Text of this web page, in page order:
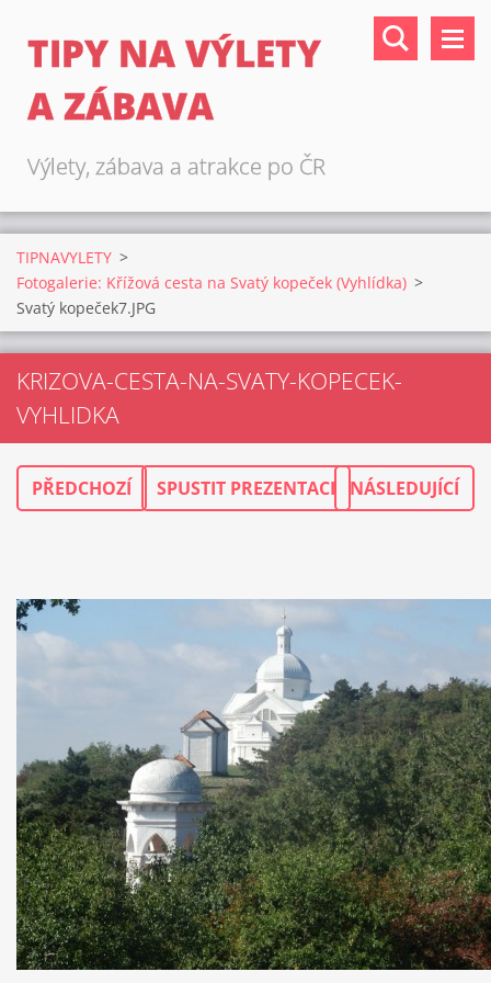
TIPY NA VÝLETY
A ZÁBAVA
Výlety, zábava a atrakce po ČR
TIPNAVYLETY >
Fotogalerie: Křížová cesta na Svatý kopeček (Vyhlídka) >
Svatý kopeček7.JPG
KRIZOVA-CESTA-NA-SVATY-KOPECEK-
VYHLIDKA
PŘEDCHOZÍ SPUSTIT PREZENTACI NÁSLEDUJÍCÍ